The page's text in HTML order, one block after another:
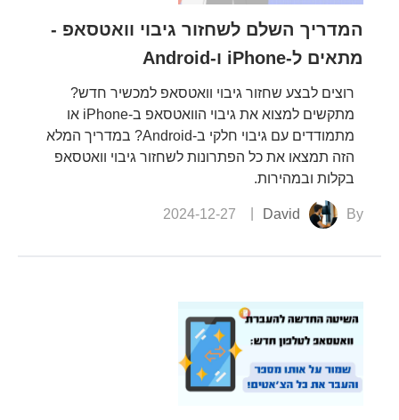
המדריך השלם לשחזור גיבוי וואטסאפ -
מתאים ל-iPhone ו-Android
רוצים לבצע שחזור גיבוי וואטסאפ למכשיר חדש?
מתקשים למצוא את גיבוי הוואטסאפ ב-iPhone או
מתמודדים עם גיבוי חלקי ב-Android? במדריך המלא
הזה תמצאו את כל הפתרונות לשחזור גיבוי וואטסאפ
בקלות ובמהירות.
By
David
2024-12-27